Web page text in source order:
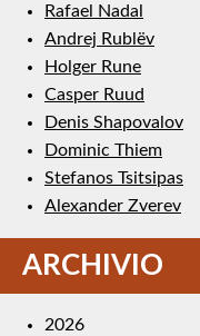
Rafael Nadal
Andrej Rublëv
Holger Rune
Casper Ruud
Denis Shapovalov
Dominic Thiem
Stefanos Tsitsipas
Alexander Zverev
ARCHIVIO
2026